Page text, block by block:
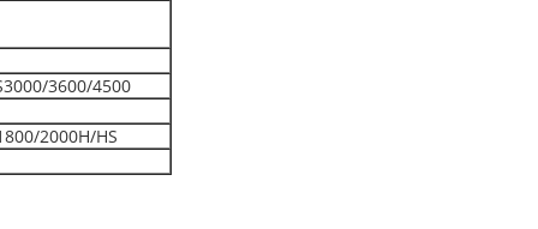
3600/4500
2000H/HS